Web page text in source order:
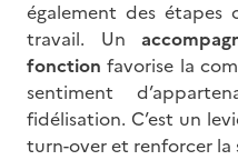
également des étapes
travail. Un
fonctionfavorise la
sentiment
fidélisation. C’est un
turn-over et renforcer la